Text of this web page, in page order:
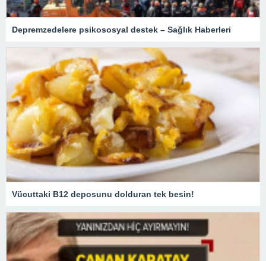
Depremzedelere psikososyal destek – Sağlık Haberleri
Vücuttaki B12 deposunu dolduran tek besin!